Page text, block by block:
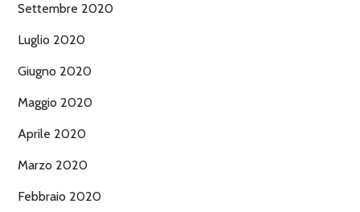
Settembre 2020
Luglio 2020
Giugno 2020
Maggio 2020
Aprile 2020
Marzo 2020
Febbraio 2020